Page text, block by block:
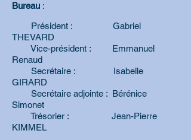
Bureau :
Président : Gabriel
THEVARD
Vice-président : Emmanuel
Renaud
Secrétaire : Isabelle
GIRARD
Secrétaire adjointe : Bérénice
Simonet
Trésorier : Jean-Pierre
KIMMEL